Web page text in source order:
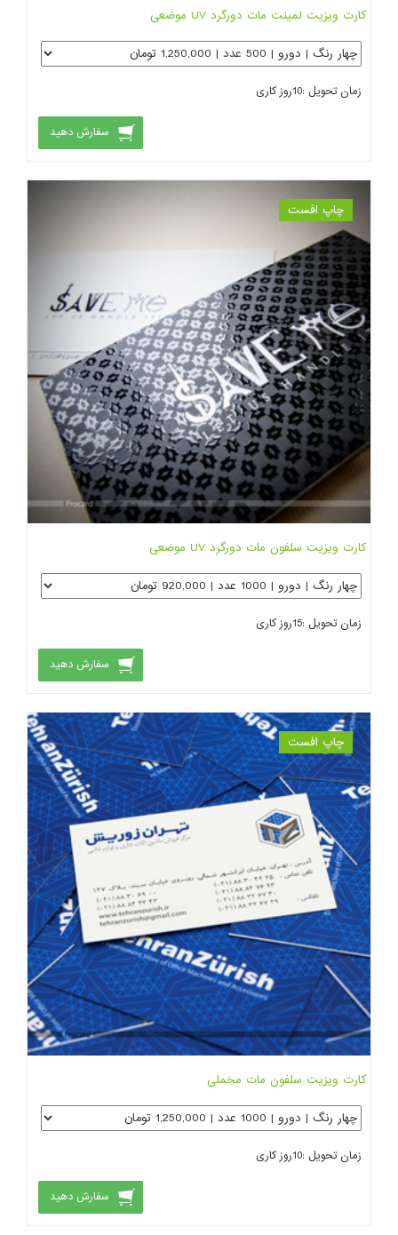
کارت ویزیت لمینت مات دورگرد UV موضعی
زمان تحویل :10روز کاری
سفارش دهید
چاپ افست
کارت ویزیت سلفون مات دورگرد UV موضعی
زمان تحویل :15روز کاری
سفارش دهید
چاپ افست
کارت ویزیت سلفون مات مخملی
زمان تحویل :10روز کاری
سفارش دهید